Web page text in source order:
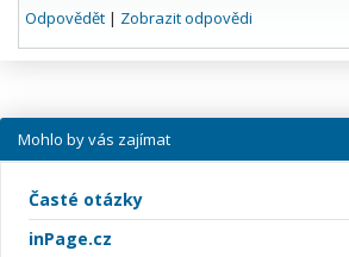
Odpovědět | Zobrazit odpovědi
Mohlo by vás zajímat
Časté otázky
inPage.cz